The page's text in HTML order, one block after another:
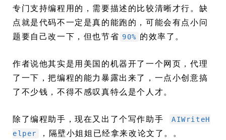
专门支持编程用的，需要描述的比较清晰才行。缺
点就是代码不一定是真的能跑的，可能会有点小问
题要自己改一下，但也节省 90% 的效率了。
作者说他其实是用美国的机器开了一个网页，代理
了一下，把编程的能力暴露出来了，一点小创意搞
了不少钱，不得不感叹真特么是个人才。
除了编程助手，现在又出了个写作助手
AIWriteH
elper
，隔壁小姐姐已经拿来改论文了。。